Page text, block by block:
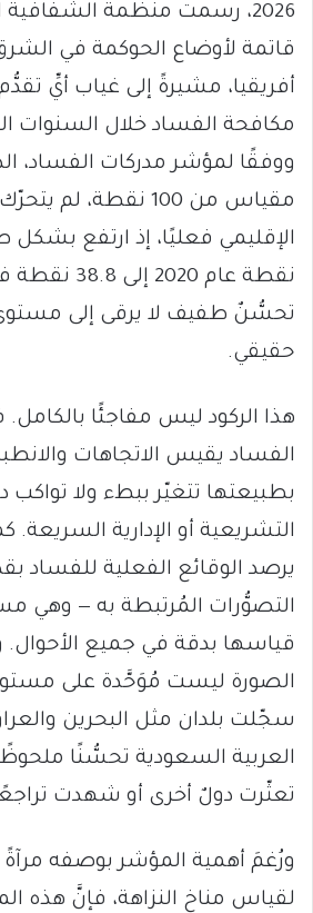
2026، رسمت منظمة الشفافية
قاتمة لأوضاع الحوكمة في
أفريقيا، مشيرةً إلى غياب أيِّ
مكافحة الفساد خلال السنوات
ووفقًا لمؤشر مدركات الفساد،
مقياس من 100 نقطة،
تحسُّنٌ طفيف لا يرقى إلى
حقيقي.
هذا الركود ليس مفاجئًا
الفساد يقيس الاتجاهات
بطبيعتها تتغيّر ببطء ولا تواكب
التشريعية أو الإدارية السريعة.
يرصد الوقائع الفعلية للفساد
التصوُّرات المُرتبطة به — وهي
قياسها بدقة في جميع
الصورة ليست مُوَحَّدة على
سجّلت بلدان مثل البحرين
العربية السعودية تحسُّنًا ملحوظًا
تعثّرت دولٌ أخرى أو شهدت
ورُغمَ أهمية المؤشر بوصفه مرآةً
لقياس مناخ النزاهة، فإنَّ هذه